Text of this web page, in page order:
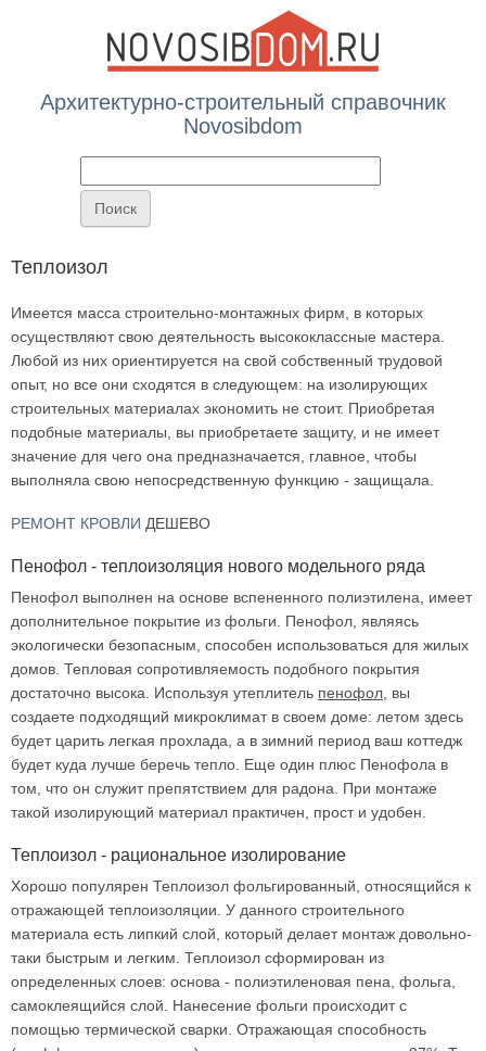
Архитектурно-строительный справочник
Novosibdom
Вы здесь
Теплоизол
Имеется масса строительно-монтажных фирм, в которых
осуществляют свою деятельность высококлассные мастера.
Любой из них ориентируется на свой собственный трудовой
опыт, но все они сходятся в следующем: на изолирующих
строительных материалах экономить не стоит. Приобретая
подобные материалы, вы приобретаете защиту, и не имеет
значение для чего она предназначается, главное, чтобы
выполняла свою непосредственную функцию - защищала.
РЕМОНТ КРОВЛИ ДЕШЕВО
Пенофол - теплоизоляция нового модельного ряда
Пенофол выполнен на основе вспененного полиэтилена, имеет
дополнительное покрытие из фольги. Пенофол, являясь
экологически безопасным, способен использоваться для жилых
домов. Тепловая сопротивляемость подобного покрытия
достаточно высока. Используя утеплитель пенофол , вы
создаете подходящий микроклимат в своем доме: летом здесь
будет царить легкая прохлада, а в зимний период ваш коттедж
будет куда лучше беречь тепло. Еще один плюс Пенофола в
том, что он служит препятствием для радона. При монтаже
такой изолирующий материал практичен, прост и удобен.
Теплоизол - рациональное изолирование
Хорошо популярен Теплоизол фольгированный, относящийся к
отражающей теплоизоляции. У данного строительного
материала есть липкий слой, который делает монтаж довольно-
таки быстрым и легким. Теплоизол сформирован из
определенных слоев: основа - полиэтиленовая пена, фольга,
самоклеящийся слой. Нанесение фольги происходит с
помощью термической сварки. Отражающая способность